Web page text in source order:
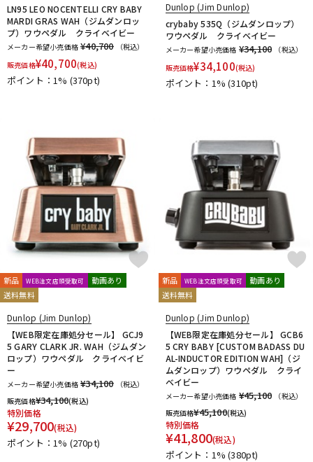
LN95 LEO NOCENTELLI CRY BABY
MARDI GRAS WAH（ジムダンロッ
プ）ワウペダル クライベイビー
メーカー希望小売価格 ¥40,700
（税込）
販売価格¥40,700(税込)
ポイント：1% (370pt)
Dunlop (Jim Dunlop)
crybaby 535Q（ジムダンロップ）
ワウペダル クライベイビー
メーカー希望小売価格 ¥34,100
（税込）
販売価格¥34,100(税込)
ポイント：1%(310pt)
新品 WEB注文店頭受取可
動画あり
送料無料
Dunlop (Jim Dunlop)
【WEB限定在庫処分セール】 GCJ9
5 GARY CLARK JR. WAH（ジムダン
ロップ）ワウペダル クライベイビ
ー
メーカー希望小売価格 ¥34,100
（税込）
販売価格¥34,100(税込)
特別価格
¥29,700(税込)
ポイント：1% (270pt)
新品 WEB注文店頭受取可
動画あり
送料無料
Dunlop (Jim Dunlop)
【WEB限定在庫処分セール】 GCB6
5 CRY BABY [CUSTOM BADASS DU
AL-INDUCTOR EDITION WAH]（ジ
ムダンロップ）ワウペダル クライ
ベイビー
メーカー希望小売価格 ¥45,100
（税込）
販売価格¥45,100(税込)
特別価格
¥41,800(税込)
ポイント：1%(380pt)